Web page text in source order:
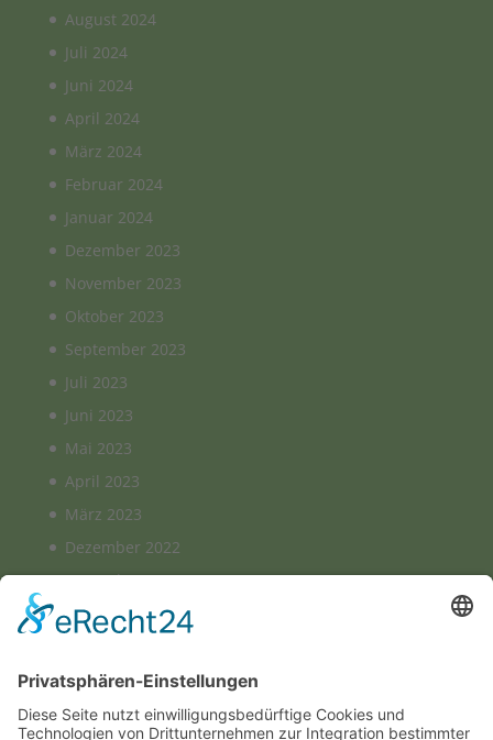
August 2024
Juli 2024
Juni 2024
April 2024
März 2024
Februar 2024
Januar 2024
Dezember 2023
November 2023
Oktober 2023
September 2023
Juli 2023
Juni 2023
Mai 2023
April 2023
März 2023
Dezember 2022
November 2022
August 2022
Januar 2022
August 2021